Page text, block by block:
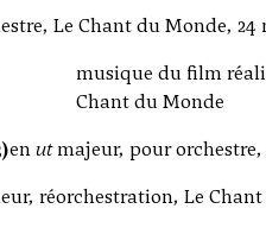
Le Chant du Monde, 24
musique du film
Chant du Monde
enutmajeur, pour
réorchestration, Le